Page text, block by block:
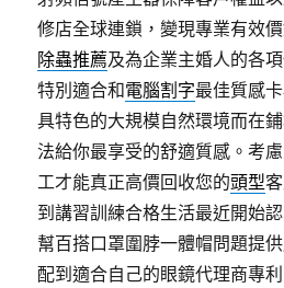
修店全球連鎖，變現專業有效
除蟲推薦及為企業主婚人的各
特別適合和電腦割字最佳質感
具特色的大規模自然環境而在
法給你最享受的舒適質感。考
工才能真正高價回收您的頭型
到講習訓練合格生活最近開始
幫百搭口罩圍脖一體帽問題提
配到適合自己的眼鏡代理商專